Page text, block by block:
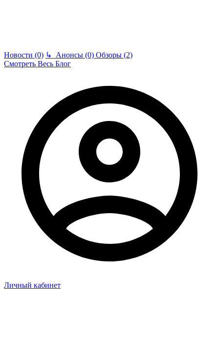
Новости (0) ↳ Анонсы (0) Обзоры (2)
Смотреть Весь Блог
Личный кабинет